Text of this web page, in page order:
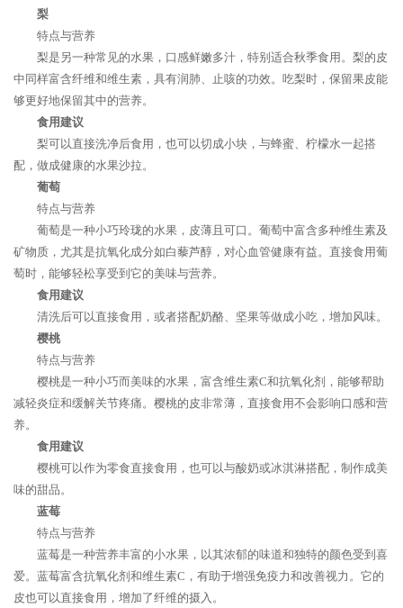
梨
特点与营养
梨是另一种常见的水果，口感鲜嫩多汁，特别适合秋季食用。梨的皮
中同样富含纤维和维生素，具有润肺、止咳的功效。吃梨时，保留果皮能
够更好地保留其中的营养。
食用建议
梨可以直接洗净后食用，也可以切成小块，与蜂蜜、柠檬水一起搭
配，做成健康的水果沙拉。
葡萄
特点与营养
葡萄是一种小巧玲珑的水果，皮薄且可口。葡萄中富含多种维生素及
矿物质，尤其是抗氧化成分如白藜芦醇，对心血管健康有益。直接食用葡
萄时，能够轻松享受到它的美味与营养。
食用建议
清洗后可以直接食用，或者搭配奶酪、坚果等做成小吃，增加风味。
樱桃
特点与营养
樱桃是一种小巧而美味的水果，富含维生素C和抗氧化剂，能够帮助
减轻炎症和缓解关节疼痛。樱桃的皮非常薄，直接食用不会影响口感和营
养。
食用建议
樱桃可以作为零食直接食用，也可以与酸奶或冰淇淋搭配，制作成美
味的甜品。
蓝莓
特点与营养
蓝莓是一种营养丰富的小水果，以其浓郁的味道和独特的颜色受到喜
爱。蓝莓富含抗氧化剂和维生素C，有助于增强免疫力和改善视力。它的
皮也可以直接食用，增加了纤维的摄入。